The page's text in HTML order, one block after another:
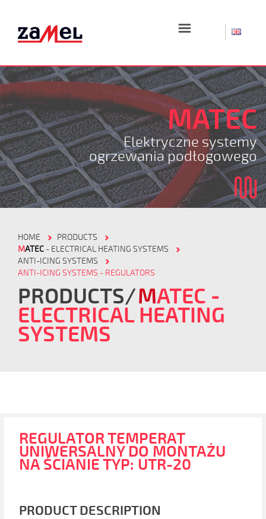
☰
MATEC
Elektryczne systemy
ogrzewania podłogowego
HOME
PRODUCTS
MATEC - ELECTRICAL HEATING SYSTEMS
ANTI-ICING SYSTEMS
ANTI-ICING SYSTEMS - REGULATORS
PRODUCTS MATEC -
ELECTRICAL HEATING
SYSTEMS
REGULATOR TEMPERAT
UNIWERSALNY DO MONTAŻU
NA ŚCIANIE TYP: UTR-20
PRODUCT DESCRIPTION